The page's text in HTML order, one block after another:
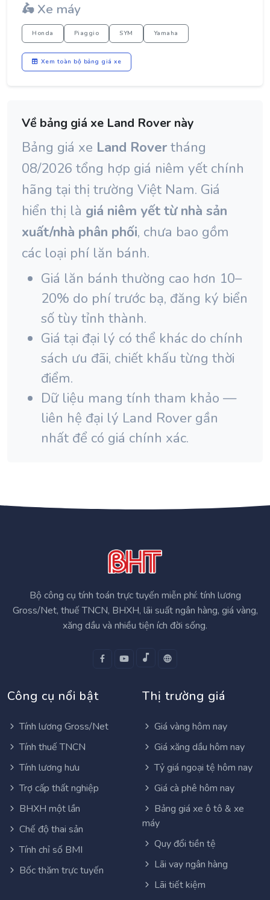
🛵 Xe máy
Honda Piaggio SYM Yamaha
Xem toàn bộ bảng giá xe
Về bảng giá xe Land Rover này
Bảng giá xe Land Rovertháng
08/2026 tổng hợp giá niêm yết chính
hãng tại thị trường Việt Nam. Giá
hiển thị là giá niêm yết từ nhà sản
xuất/nhà phân phối, chưa bao gồm
các loại phí lăn bánh.
Giá lăn bánh thường cao hơn 10–
20% do phí trước bạ, đăng ký biển
số tùy tỉnh thành.
Giá tại đại lý có thể khác do chính
sách ưu đãi, chiết khấu từng thời
điểm.
Dữ liệu mang tính tham khảo —
liên hệ đại lý Land Rover gần
nhất để có giá chính xác.
Bộ công cụ tính toán trực tuyến miễn phí: tính lương
Gross/Net, thuế TNCN, BHXH, lãi suất ngân hàng, giá vàng,
xăng dầu và nhiều tiện ích đời sống.
Công cụ nổi bật
Tính lương Gross/Net
Tính thuế TNCN
Tính lương hưu
Trợ cấp thất nghiệp
BHXH một lần
Chế độ thai sản
Tính chỉ số BMI
Bốc thăm trực tuyến
Thị trường giá
Giá vàng hôm nay
Giá xăng dầu hôm nay
Tỷ giá ngoại tệ hôm nay
Giá cà phê hôm nay
Bảng giá xe ô tô & xe
máy
Quy đổi tiền tệ
Lãi vay ngân hàng
Lãi tiết kiệm